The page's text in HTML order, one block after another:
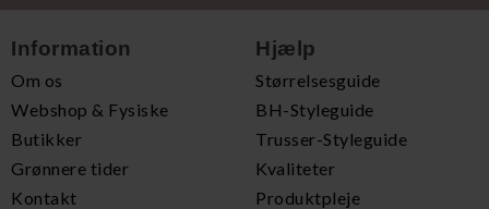
Information
Om os
Webshop & Fysiske
Butikker
Grønnere tider
Kontakt
Hjælp
Størrelsesguide
BH-Styleguide
Trusser-Styleguide
Kvaliteter
Produktpleje